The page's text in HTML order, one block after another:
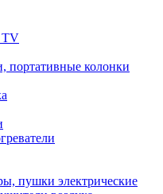
TV
портативные колонки
пушки электрические